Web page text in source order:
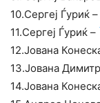
10.Сергеј Ѓуриќ –
11.Сергеј Ѓуриќ –
12.Јована
13.Јована
14.Јована